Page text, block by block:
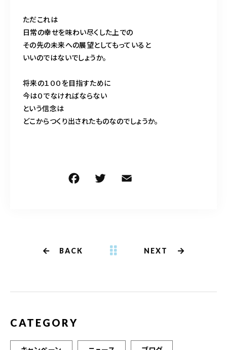
ただこれは
日常の幸せを味わい尽くした上での
その先の未来への展望としてもっていると
いいのではないでしょうか。
将来の１００を目指すために
今は０でなければならない
という信念は
どこからつくり出されたものなのでしょうか。
k
T
r
BACK NEXT
CATEGORY